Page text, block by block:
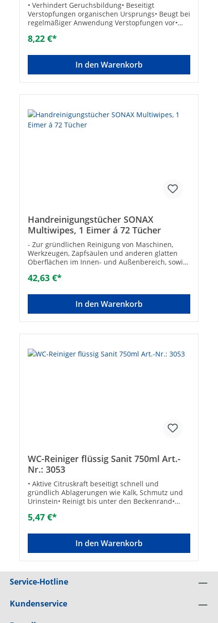
• Verhindert Geruchsbildung• Beseitigt
Verstopfungen organischen Ursprungs• Beugt bei
regelmäßiger Anwendung Verstopfungen vor•
Leitungen geeignet Anwendung:• Zur Zersetzung
8,22 €*
In den Warenkorb
Handreinigungstücher SONAX
Multiwipes, 1 Eimer á 72 Tücher
- Zur gründlichen Reinigung von Maschinen,
Werkzeugen, Zapfsäulen und anderen glatten
Oberflächen im Innen- und Außenbereich, sowie
ölige, fettige Schmiere ebenso wie Kleber, Teer,
cm- Inhalt: 72 Tücher, feucht
42,63 €*
In den Warenkorb
WC-Reiniger flüssig Sanit 750ml Art.-
Nr.: 3053
• Aktive Citruskraft beseitigt schnell und
gründlich Ablagerungen wie Kalk, Schmutz und
Urinstein• Reinigt bis unter den Beckenrand•
mlTechnische DatenHersteller Art-Nr.:
5,47 €*
In den Warenkorb
Service-Hotline
Kundenservice